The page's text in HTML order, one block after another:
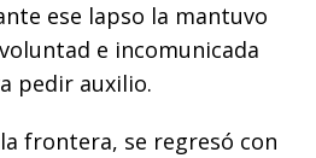
ese lapso la mantuvo
e incomunicada
pedir auxilio.
frontera, se regresó con